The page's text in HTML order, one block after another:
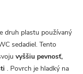
druh plastu používaný
sedadiel. Tento
vyššiu pevnosť,
. Povrch je hladký na